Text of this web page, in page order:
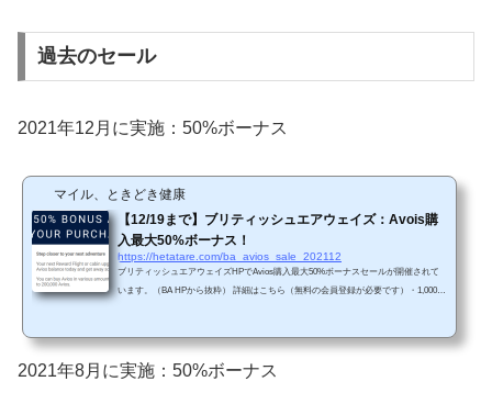
過去のセール
2021年12月に実施：50%ボーナス
マイル、ときどき健康
【12/19まで】ブリティッシュエアウェイズ：Avois購
入最大50%ボーナス！
https://hetatare.com/ba_avios_sale_202112
ブリティッシュエアウェイズHPでAvios購入最大50%ボーナスセールが開催されて
います。（BA HPから抜粋） 詳細はこちら（無料の会員登録が必要です）・1,000 A
2月19日・購入後すぐに利用可能（ただし、最大5営業日かかる可能性あり）。・Avi
osの使い道は、JAL国内線特典航空券/近距離国際線特典航空券がおすすめ。 円換算
2021年8月に実施：50%ボーナス